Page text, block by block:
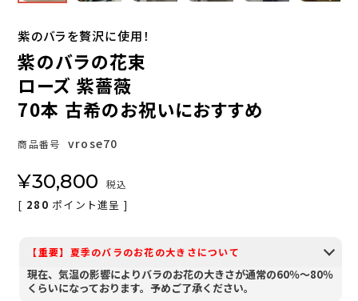
紫のバラを贅沢に使用！
紫のバラの花束
ローズ 紫薔薇
70本 古希のお祝いにおすすめ
商品番号 vrose70
¥30,800 税込
[ 280 ポイント進呈 ]
【重要】夏季のバラのお花の大きさについて
現在、気温の影響によりバラのお花の大きさが通常の60％～80％
くらいになっております。予めご了承ください。